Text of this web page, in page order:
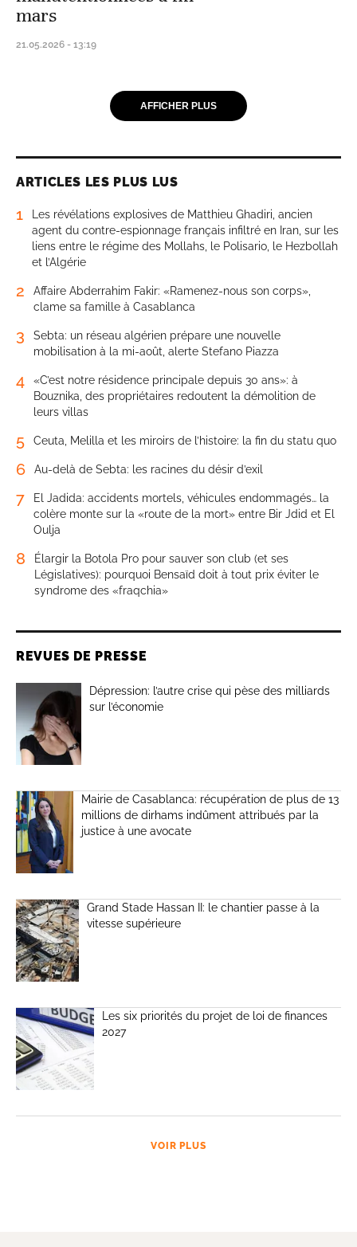
mars
21.05.2026 - 13:19
AFFICHER PLUS
ARTICLES LES PLUS LUS
1
Les révélations explosives de Matthieu Ghadiri, ancien
agent du contre-espionnage français infiltré en Iran, sur les
liens entre le régime des Mollahs, le Polisario, le Hezbollah
et l’Algérie
2
Affaire Abderrahim Fakir: «Ramenez-nous son corps»,
clame sa famille à Casablanca
3
Sebta: un réseau algérien prépare une nouvelle
mobilisation à la mi-août, alerte Stefano Piazza
4
«C’est notre résidence principale depuis 30 ans»: à
Bouznika, des propriétaires redoutent la démolition de
leurs villas
5 Ceuta, Melilla et les miroirs de l’histoire: la fin du statu quo
6 Au-delà de Sebta: les racines du désir d’exil
7
El Jadida: accidents mortels, véhicules endommagés… la
colère monte sur la «route de la mort» entre Bir Jdid et El
Oulja
8
Élargir la Botola Pro pour sauver son club (et ses
Législatives): pourquoi Bensaïd doit à tout prix éviter le
syndrome des «fraqchia»
REVUES DE PRESSE
Dépression: l’autre crise qui pèse des milliards
sur l’économie
Mairie de Casablanca: récupération de plus de 13
millions de dirhams indûment attribués par la
justice à une avocate
Grand Stade Hassan II: le chantier passe à la
vitesse supérieure
Les six priorités du projet de loi de finances
2027
VOIR PLUS